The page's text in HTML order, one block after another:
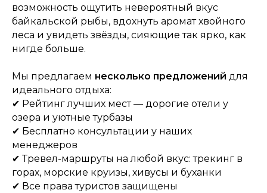
возможность ощутить невероятный вкус
байкальской рыбы, вдохнуть аромат хвойного
леса и увидеть звёзды, сияющие так ярко, как
нигде больше.
Мы предлагаем несколько предложений для
идеального отдыха:
✔ Рейтинг лучших мест — дорогие отели у
озера и уютные турбазы
✔ Бесплатно консультации у наших
менеджеров
✔ Тревел-маршруты на любой вкус: трекинг в
горах, морские круизы, хивусы и буханки
✔ Все права туристов защищены